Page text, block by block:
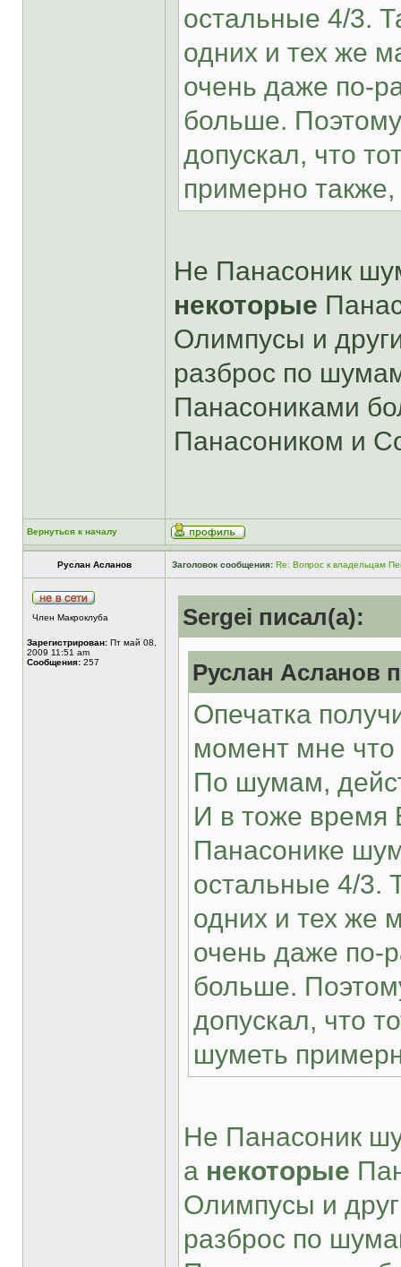
остальные 4/3.
одних и тех же
очень даже по-
больше.
допускал, что
примерно
Не Панасоник
некоторые
Олимпусы и
разброс по
Панасониками
Панасоником и
Вернуться к началу
Руслан Асланов Заголовок сообщения: Re: Вопрос к владельцам
Член Макроклуба
Зарегистрирован: Пт май 08,
2009 11:51 am
Сообщения: 257
Sergei писал(а):
Руслан Асланов
Опечатка
момент мне
По шумам,
И в тоже время
Панасонике
остальные 4/3.
одних и тех же
очень даже по-
больше.
допускал, что
шуметь
Не Панасоник
а некоторые
Олимпусы и
разброс по